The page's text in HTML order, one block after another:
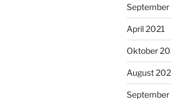
April 2021
Oktober
August